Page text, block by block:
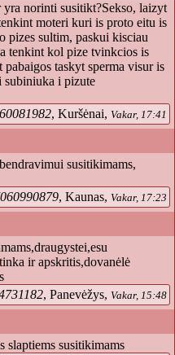
norinti susitikt?Sekso, laizyt
moteri kuri is proto eitu is
pizes sultim, paskui kisciau
tenkint kol pize tvinkcios is
taskyt sperma visur is
subiniuka i pizute
, Kuršėnai, Vakar, 17:41
susitikimams,
, Kaunas, Vakar, 17:23
ir apskritis,dovanėlė
, Panevėžys, Vakar, 15:48
slaptiems susitikimams